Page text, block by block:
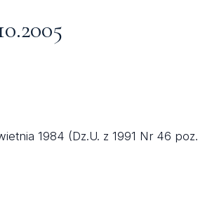
1984 (Dz.U. z 1991 Nr 46 poz.